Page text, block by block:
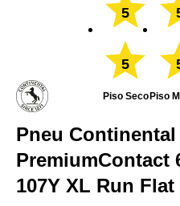
5
5
Piso Seco Piso
Pneu Continental
PremiumContact
107Y XL Run Flat